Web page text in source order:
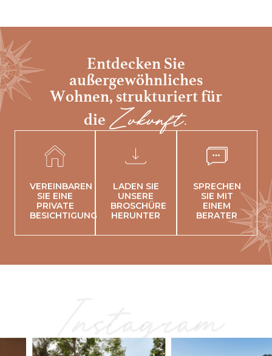
Entdecken Sie
außergewöhnliches
Wohnen, strukturiert für
die Zukunft.
VEREINBAREN
SIE EINE
PRIVATE
BESICHTIGUNG
LADEN SIE
UNSERE
BROSCHÜRE
HERUNTER
SPRECHEN
SIE MIT
EINEM
BERATER
Instagram